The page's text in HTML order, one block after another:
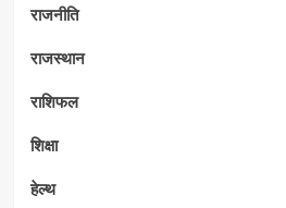
राजनीति
राजस्थान
राशिफल
शिक्षा
हेल्थ